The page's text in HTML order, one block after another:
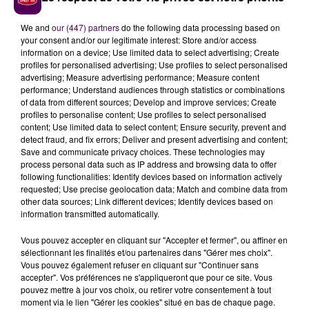
ON ASSISTE AUX GOÛTERS D'ANIMAUX
Cerza emploie cet été, pendant la haute saison, 120
personnes : pour l’animalier, la restauration, la
boutique, les hébergements ou encore les équipes
visiteurs, notamment comment à notre niveau nous
pouvons préserver la biodiversité et la nature.
cas lors des dix-huit goûters quotidiens auxquels
les visiteurs peuvent assister : ceux des lions, des
We and our (447) partnersdo the following data processing based on
your consent and/or our legitimate interest: Store and/or access
information on a device; Use limited data to select advertising; Create
profiles for personalised advertising; Use profiles to select personalised
advertising; Measure advertising performance; Measure content
performance; Understand audiences through statistics or combinations
of data from different sources; Develop and improve services; Create
profiles to personalise content; Use profiles to select personalised
content; Use limited data to select content; Ensure security, prevent and
detect fraud, and fix errors; Deliver and present advertising and content;
Save and communicate privacy choices. These technologies may
process personal data such as IP address and browsing data to offer
following functionalities: Identify devices based on information actively
requested; Use precise geolocation data; Match and combine data from
other data sources; Link different devices; Identify devices based on
information transmitted automatically.
Vous pouvez accepter en cliquant sur "Accepter et fermer", ou affiner en
sélectionnant les finalités et/ou partenaires dans "Gérer mes choix".
Vous pouvez également refuser en cliquant sur "Continuer sans
accepter". Vos préférences ne s'appliqueront que pour ce site. Vous
pouvez mettre à jour vos choix, ou retirer votre consentement à tout
moment via le lien "Gérer les cookies" situé en bas de chaque page.